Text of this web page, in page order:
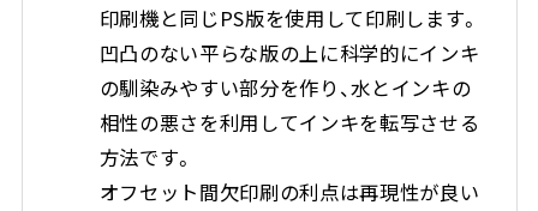
印刷機と同じPS版を使用して印刷します。
凹凸のない平らな版の上に科学的にインキ
の馴染みやすい部分を作り、水とインキの
相性の悪さを利用してインキを転写させる
方法です。
オフセット間欠印刷の利点は再現性が良い